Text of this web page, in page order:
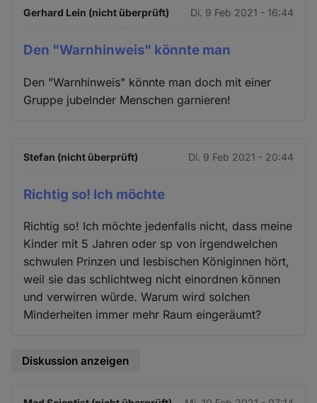
Gerhard Lein (nicht überprüft) Di. 9 Feb 2021 - 16:44
Den "Warnhinweis" könnte man
Den "Warnhinweis" könnte man doch mit einer
Gruppe jubelnder Menschen garnieren!
Stefan (nicht überprüft) Di. 9 Feb 2021 - 20:44
Richtig so! Ich möchte
Richtig so! Ich möchte jedenfalls nicht, dass meine
Kinder mit 5 Jahren oder sp von irgendwelchen
schwulen Prinzen und lesbischen Königinnen hört,
weil sie das schlichtweg nicht einordnen können
und verwirren würde. Warum wird solchen
Minderheiten immer mehr Raum eingeräumt?
Diskussion anzeigen